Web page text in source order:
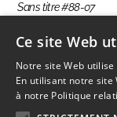
Sans titre #88-07
ENQUIRE
Ce site Web
Notre site Web
En utilisant notre site
à notre Politique